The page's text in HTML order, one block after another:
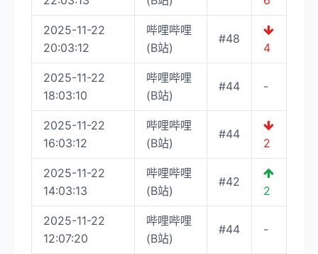
2025-11-22
20:03:12
哔哩哔哩
(B站)
#48
4
2025-11-22
18:03:10
哔哩哔哩
(B站)
#44 -
2025-11-22
16:03:12
哔哩哔哩
(B站)
#44
2
2025-11-22
14:03:13
哔哩哔哩
(B站)
#42
2
2025-11-22
12:07:20
哔哩哔哩
(B站)
#44 -